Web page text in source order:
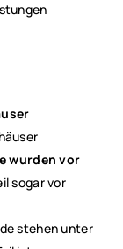
user
wurden vor
sogar vor
stehen unter